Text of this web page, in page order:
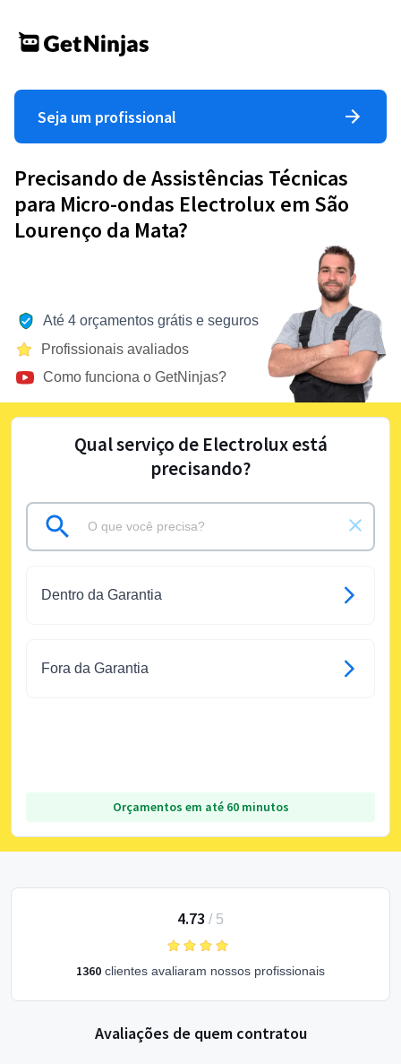
Seja um profissional
Precisando de Assistências Técnicas
para Micro-ondas Electrolux em São
Lourenço da Mata?
Até 4 orçamentos grátis e seguros
Profissionais avaliados
Como funciona o GetNinjas?
Qual serviço de Electrolux está
precisando?
Dentro da Garantia
Fora da Garantia
Orçamentos em até 60 minutos
4.73 / 5
1360 clientes avaliaram nossos profissionais
Avaliações de quem contratou